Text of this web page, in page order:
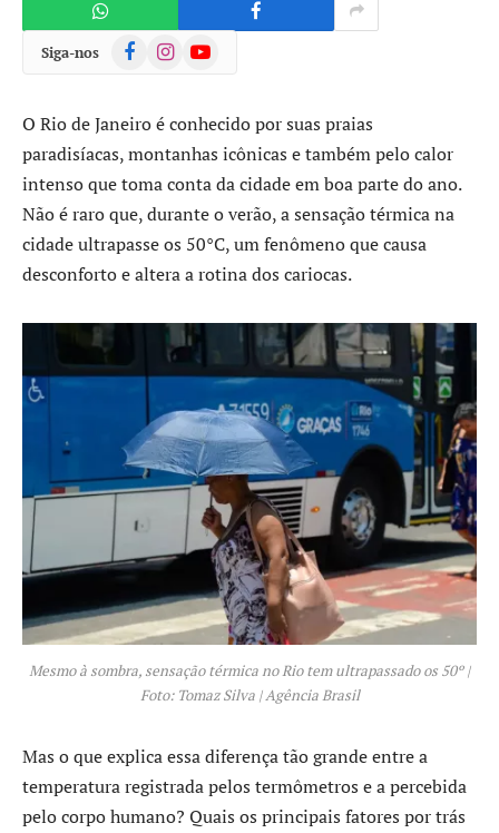
Siga-nos FacebookInstagramYouTube
O Rio de Janeiro é conhecido por suas praias
paradisíacas, montanhas icônicas e também pelo calor
intenso que toma conta da cidade em boa parte do ano.
Não é raro que, durante o verão, a sensação térmica na
cidade ultrapasse os 50°C, um fenômeno que causa
desconforto e altera a rotina dos cariocas.
Mesmo à sombra, sensação térmica no Rio tem ultrapassado os 50º |
Foto: Tomaz Silva | Agência Brasil
Mas o que explica essa diferença tão grande entre a
temperatura registrada pelos termômetros e a percebida
pelo corpo humano? Quais os principais fatores por trás